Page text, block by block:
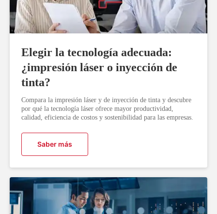
Elegir la tecnología adecuada:
¿impresión láser o inyección de
tinta?
Compara la impresión láser y de inyección de tinta y descubre
por qué la tecnología láser ofrece mayor productividad,
calidad, eficiencia de costos y sostenibilidad para las empresas.
Saber más